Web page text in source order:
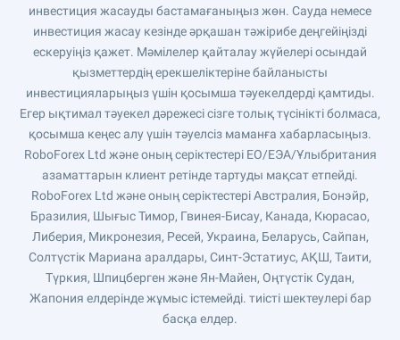
инвестиция жасауды бастамағаныңыз жөн. Сауда немесе
инвестиция жасау кезінде әрқашан тәжірибе деңгейіңізді
ескеруіңіз қажет. Мәмілелер қайталау жүйелері осындай
қызметтердің ерекшеліктеріне байланысты
инвестицияларыңыз үшін қосымша тәуекелдерді қамтиды.
Егер ықтимал тәуекел дәрежесі сізге толық түсінікті болмаса,
қосымша кеңес алу үшін тәуелсіз маманға хабарласыңыз.
RoboForex Ltd және оның серіктестері ЕО/ЕЭА/Ұлыбритания
азаматтарын клиент ретінде тартуды мақсат етпейді.
RoboForex Ltd және оның серіктестері Австралия, Бонэйр,
Бразилия, Шығыс Тимор, Гвинея-Бисау, Канада, Кюрасао,
Либерия, Микронезия, Ресей, Украина, Беларусь, Сайпан,
Солтүстік Мариана аралдары, Синт-Эстатиус, АҚШ, Таити,
Түркия, Шпицберген және Ян-Майен, Оңтүстік Судан,
Жапония елдерінде жұмыс істемейді. тиісті шектеулері бар
басқа елдер.